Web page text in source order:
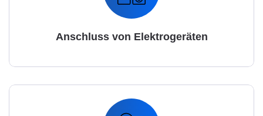
Anschluss von Elektrogeräten